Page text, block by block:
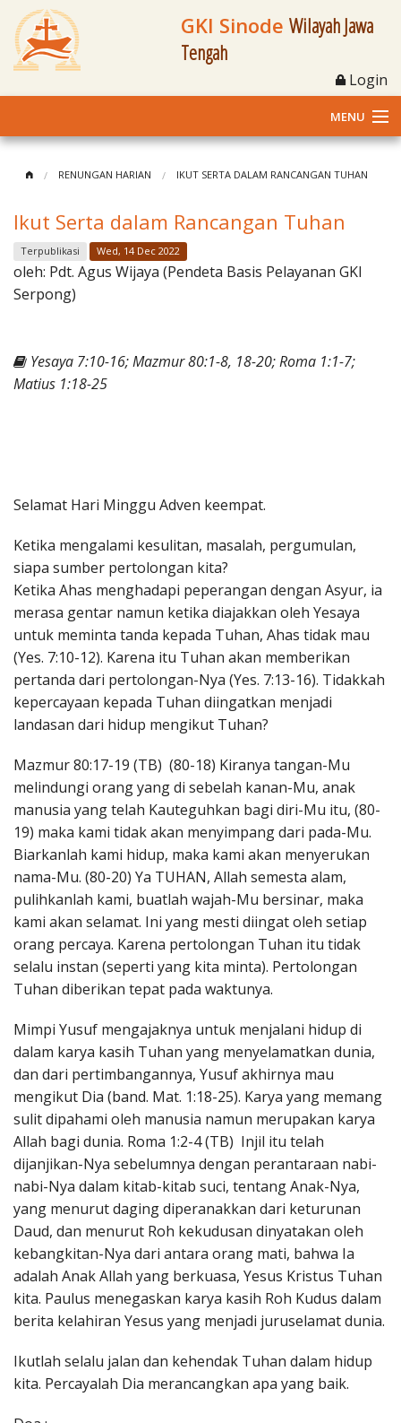
GKI Sinode Wilayah Jawa
Tengah
Login
MENU
Klasis dan Jemaat
Berita Kegiatan
Materi
RENUNGAN HARIAN IKUT SERTA DALAM RANCANGAN TUHAN
Ikut Serta dalam Rancangan Tuhan
Terpublikasi Wed, 14 Dec 2022
oleh: Pdt. Agus Wijaya (Pendeta Basis Pelayanan GKI
Serpong)
Yesaya 7:10-16; Mazmur 80:1-8, 18-20; Roma 1:1-7;
Matius 1:18-25
Selamat Hari Minggu Adven keempat.
Ketika mengalami kesulitan, masalah, pergumulan,
siapa sumber pertolongan kita?
Ketika Ahas menghadapi peperangan dengan Asyur, ia
merasa gentar namun ketika diajakkan oleh Yesaya
untuk meminta tanda kepada Tuhan, Ahas tidak mau
(Yes. 7:10-12). Karena itu Tuhan akan memberikan
pertanda dari pertolongan-Nya (Yes. 7:13-16). Tidakkah
kepercayaan kepada Tuhan diingatkan menjadi
landasan dari hidup mengikut Tuhan?
Mazmur 80:17-19 (TB) (80-18) Kiranya tangan-Mu
melindungi orang yang di sebelah kanan-Mu, anak
manusia yang telah Kauteguhkan bagi diri-Mu itu, (80-
19) maka kami tidak akan menyimpang dari pada-Mu.
Biarkanlah kami hidup, maka kami akan menyerukan
nama-Mu. (80-20) Ya TUHAN, Allah semesta alam,
pulihkanlah kami, buatlah wajah-Mu bersinar, maka
kami akan selamat. Ini yang mesti diingat oleh setiap
orang percaya. Karena pertolongan Tuhan itu tidak
selalu instan (seperti yang kita minta). Pertolongan
Tuhan diberikan tepat pada waktunya.
Mimpi Yusuf mengajaknya untuk menjalani hidup di
dalam karya kasih Tuhan yang menyelamatkan dunia,
dan dari pertimbangannya, Yusuf akhirnya mau
mengikut Dia (band. Mat. 1:18-25). Karya yang memang
sulit dipahami oleh manusia namun merupakan karya
Allah bagi dunia. Roma 1:2-4 (TB) Injil itu telah
dijanjikan-Nya sebelumnya dengan perantaraan nabi-
nabi-Nya dalam kitab-kitab suci, tentang Anak-Nya,
yang menurut daging diperanakkan dari keturunan
Daud, dan menurut Roh kekudusan dinyatakan oleh
kebangkitan-Nya dari antara orang mati, bahwa Ia
adalah Anak Allah yang berkuasa, Yesus Kristus Tuhan
kita. Paulus menegaskan karya kasih Roh Kudus dalam
berita kelahiran Yesus yang menjadi juruselamat dunia.
Ikutlah selalu jalan dan kehendak Tuhan dalam hidup
kita. Percayalah Dia merancangkan apa yang baik.